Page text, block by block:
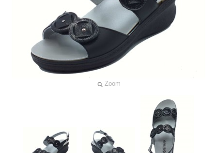
Zoom